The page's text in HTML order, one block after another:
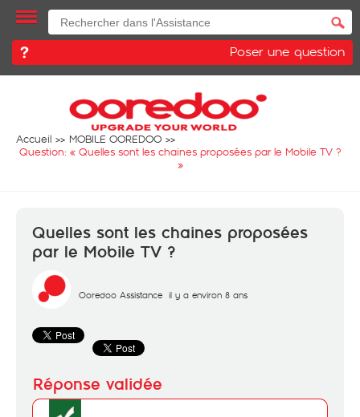
Poser une question
Accueil
MOBILE OOREDOO
Question: « Quelles sont les chaines proposées par le Mobile TV ?
»
Quelles sont les chaines proposées
par le Mobile TV ?
Ooredoo Assistance il y a environ 8 ans